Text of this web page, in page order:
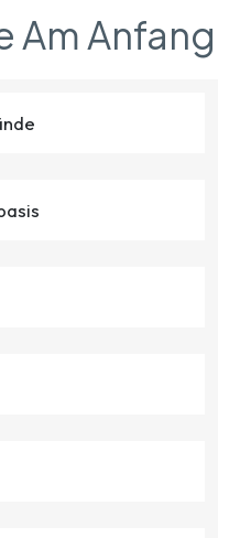
Am Anfang